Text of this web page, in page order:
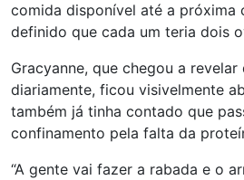
comida disponível até a próxima
definido que cada um teria dois
Gracyanne, que chegou a
diariamente, ficou visivelmente
também já tinha contado que
confinamento pela falta da
“A gente vai fazer a rabada e o